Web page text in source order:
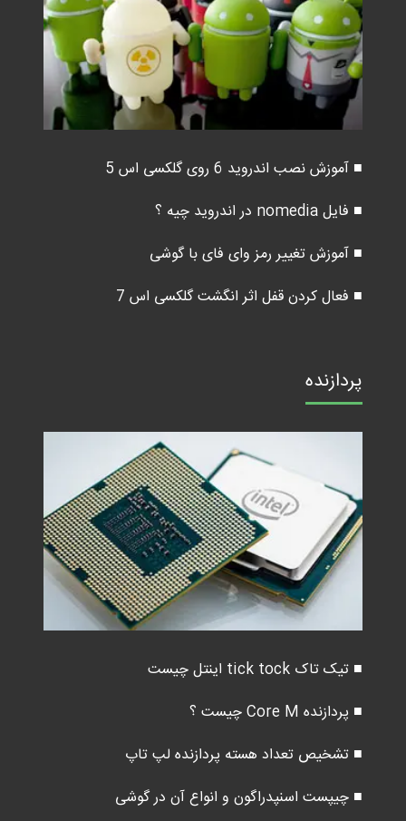
■ آموزش نصب اندروید 6 روی گلکسی اس 5
■ فایل nomedia در اندروید چیه ؟
■ آموزش تغییر رمز وای فای با گوشی
■ فعال کردن قفل اثر انگشت گلکسی اس 7
پردازنده
■ تیک تاک tick tock اینتل چیست
■ پردازنده Core M چیست ؟
■ تشخیص تعداد هسته پردازنده لپ تاپ
■ چیپست اسنپدراگون و انواع آن در گوشی